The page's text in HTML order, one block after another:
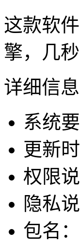
这款软
擎，几
详细信息
系统
更新
权限说
隐私说
包名